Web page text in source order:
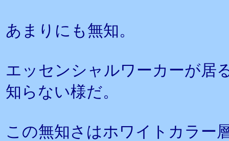
あまりにも無知。
エッセンシャルワーカーが居
知らない様だ。
この無知さはホワイトカラー